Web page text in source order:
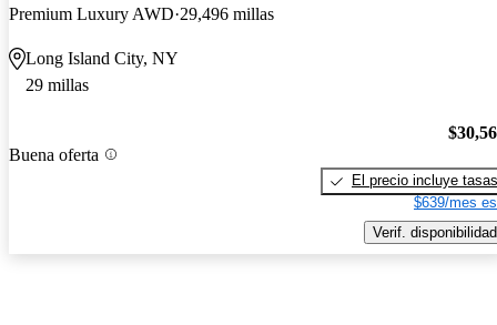
Premium Luxury AWD 29,496 millas
Long Island City, NY
29 millas
Buena oferta
El precio incluye tasas
$639/mes
Verif. disponibilidad